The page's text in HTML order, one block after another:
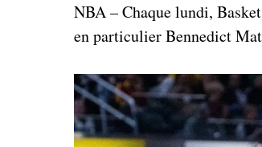
NBA – Chaque lundi,
en particulier Bennedict